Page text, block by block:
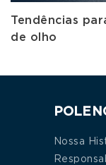
Tendências
de olho
Nossa